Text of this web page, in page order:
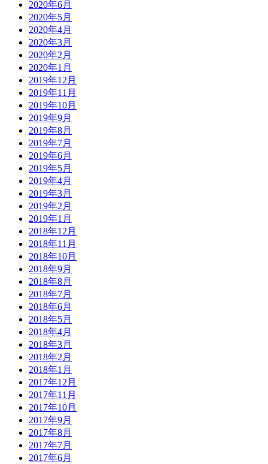
2020年6月
2020年5月
2020年4月
2020年3月
2020年2月
2020年1月
2019年12月
2019年11月
2019年10月
2019年9月
2019年8月
2019年7月
2019年6月
2019年5月
2019年4月
2019年3月
2019年2月
2019年1月
2018年12月
2018年11月
2018年10月
2018年9月
2018年8月
2018年7月
2018年6月
2018年5月
2018年4月
2018年3月
2018年2月
2018年1月
2017年12月
2017年11月
2017年10月
2017年9月
2017年8月
2017年7月
2017年6月